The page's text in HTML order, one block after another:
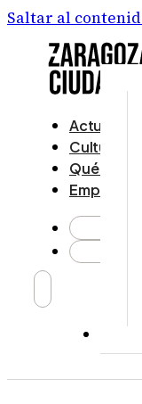
Saltar al
Actualidad
Cultura y
Qué ver y
Empresa